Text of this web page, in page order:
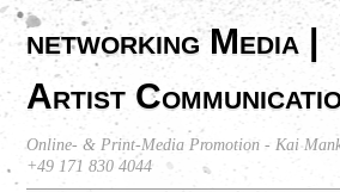
networking Media |
Artist
Online- & Print-Media Promotion - Kai
+49 171 830 4044